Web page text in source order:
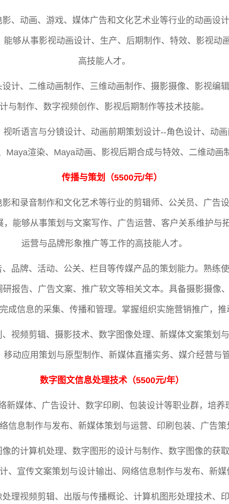
、动画、游戏、媒体广告和文化艺术业等行业的动画设
够从事影视动画设计、生产、后期制作、特效、影视动
高技能人才。
计、二维动画制作、三维动画制作、摄影摄像、影视编
计与制作、数字视频创作、影视后期制作等技术技能。
听语言与分镜设计、动画前期策划设计--角色设计、动
Maya渲染、Maya动画、影视后期合成与特效、二维动画
传播与策划 （5500元/年）
和录音制作和文化艺术等行业的剪辑师、公关员、广告
能够从事策划与文案写作、广告运营、客户关系维护与
运营与品牌形象推广等工作的高技能人才。
品牌、活动、公关、栏目等传媒产品的策划能力。熟练
报告、广告文案、推广软文等相关文本。具备摄影摄像
成信息的采集、传播和管理。掌握组织实施营销推广，推
视频剪辑、摄影技术、数字图像处理、新媒体文案策划
动应用策划与原型制作、新媒体直播实务、媒介经营与
数字图文信息处理技术（5500元/年）
新媒体、广告设计、数字印刷、包装设计等职业群，培养
信息制作与发布、新媒体策划与运营、印刷包装、广告策
的计算机处理、数字图形的设计与制作、数字图像的获
、宣传文案策划与设计输出、网络信息制作与发布、新媒
理视频剪辑、出版与传播概论、计算机图形处理技术、